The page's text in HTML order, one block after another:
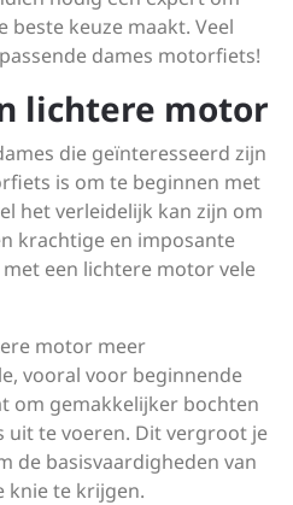
beste keuze maakt. Veel
dames motorfiets!
lichtere motor
die geïnteresseerd zijn
is om te beginnen met
het verleidelijk kan zijn om
krachtige en imposante
een lichtere motor vele
motor meer
vooral voor beginnende
om gemakkelijker bochten
uit te voeren. Dit vergroot je
de basisvaardigheden van
knie te krijgen.